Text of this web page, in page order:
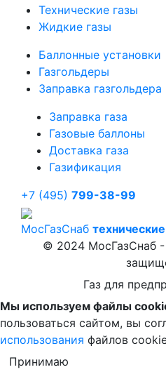
Технические газы
Жидкие газы
Баллонные установки
Газгольдеры
Заправка газгольдера
Заправка газа
Газовые баллоны
Доставка газа
Газификация
+7 (495) 799-38-99
МосГазСнаб
© 2024 МосГазСнаб -
Газ для
Мы используем файлы
пользоваться сайтом, вы
использования файлов
Принимаю